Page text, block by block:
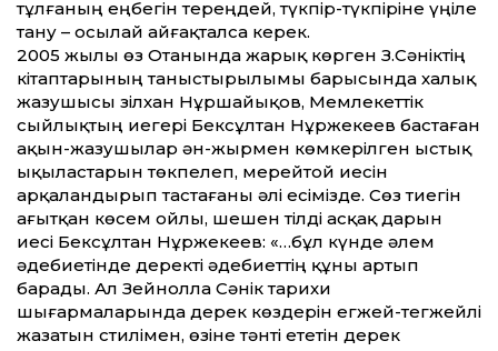
тұлғаның еңбегін тереңдей, түкпір-түкпіріне үңіле
тану – осылай айғақталса керек.
2005 жылы өз Отанында жарық көр­ген З.Сәніктің
кітаптарының таныс­тырылы­мы барысында халық
жазушысы Әзілхан Нұршайықов, Мемлекет­тік
сыйлықтың иегері Бексұлтан Нұржекеев бастаған
ақын-жазушылар ән-жырмен көмкерілген ыстық
ықыластарын төкпелеп, мерейтой иесін
арқаландырып тастағаны әлі есімізде. Сөз тиегін
ағытқан көсем ойлы, шешен тілді асқақ дарын
иесі Бек­сұл­тан Нұржекеев: «…бұл күнде әлем
әдебиетінде деректі әдебиет­тің құны артып
барады. Ал Зейнолла Сәнік тарихи
шығармаларында дерек көздерін егжей-тегжейлі
жазатын стилімен, өзіне тәнті ететін дерек